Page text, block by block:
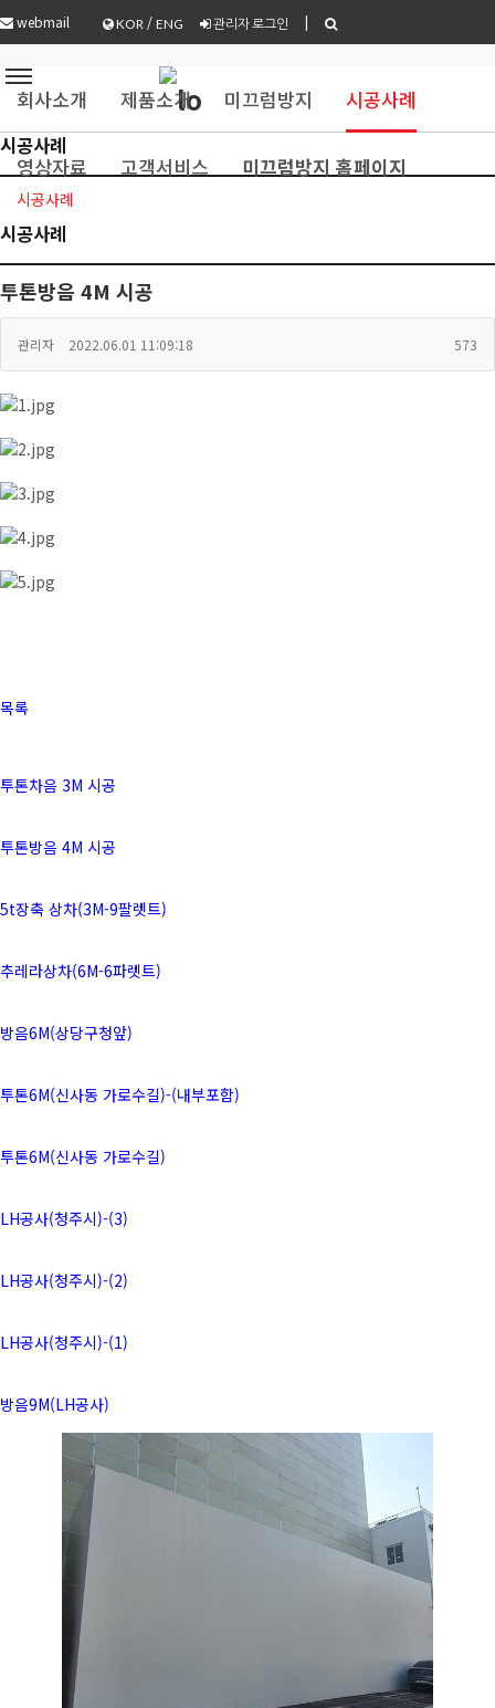
webmail KOR / ENG 관리자 로그인 |
회사소개 제품소개 미끄럼방지 시공사례
영상자료 고객서비스 미끄럼방지 홈페이지
시공사례
시공사례
시공사례
투톤방음 4M 시공
관리자 2022.06.01 11:09:18 573
목록
투톤차음 3M 시공
투톤방음 4M 시공
5t장축 상차(3M-9팔렛트)
추레라상차(6M-6파렛트)
방음6M(상당구청앞)
투톤6M(신사동 가로수길)-(내부포함)
투톤6M(신사동 가로수길)
LH공사(청주시)-(3)
LH공사(청주시)-(2)
LH공사(청주시)-(1)
방음9M(LH공사)